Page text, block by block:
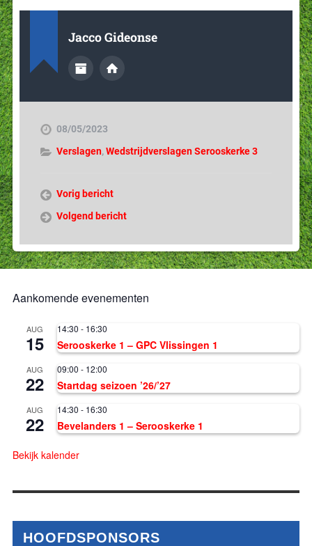
Jacco Gideonse
08/05/2023
Verslagen,Wedstrijdverslagen Serooskerke 3
Vorig bericht
Volgend bericht
Aankomende evenementen
AUG
15
14:30 - 16:30
Serooskerke 1 – GPC Vlissingen 1
AUG
22
09:00 - 12:00
Startdag seizoen ’26/’27
AUG
22
14:30 - 16:30
Bevelanders 1 – Serooskerke 1
Bekijk kalender
HOOFDSPONSORS